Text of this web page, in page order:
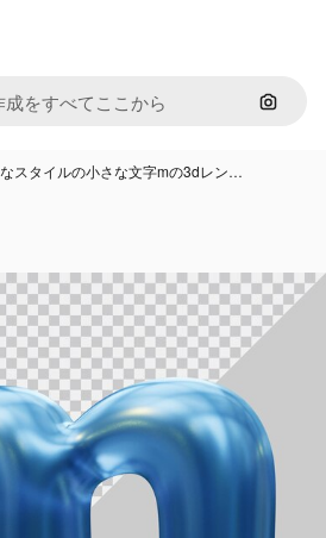
画像で
スタイルの小さな文字mの3dレン…